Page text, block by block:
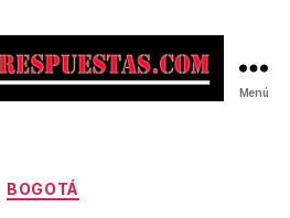
Menú
Categorías
BOGOTÁ